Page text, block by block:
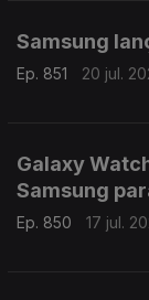
Samsung
Ep. 851 20 jul.
Galaxy
Samsung
Ep. 850 17 jul.